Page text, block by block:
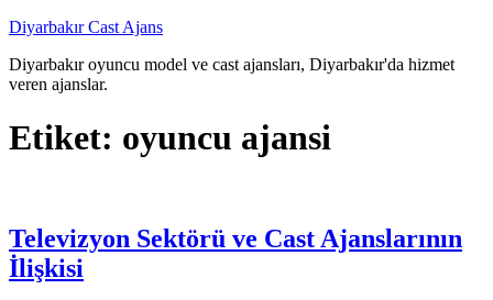
İçeriğe
Diyarbakır Cast Ajans
Diyarbakır oyuncu model ve cast ajansları, Diyarbakır'da hizmet
veren ajanslar.
Etiket: oyuncu ajansi
Televizyon Sektörü ve Cast Ajanslarının
İlişkisi